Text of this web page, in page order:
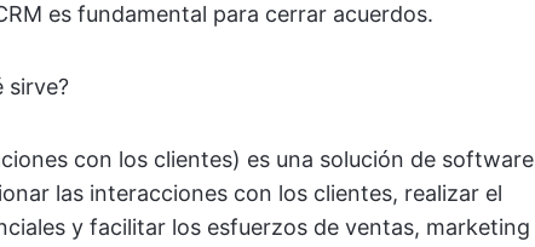
es fundamental para cerrar acuerdos.
sirve?
con los clientes) es una solución de software
las interacciones con los clientes, realizar el
y facilitar los esfuerzos de ventas, marketing